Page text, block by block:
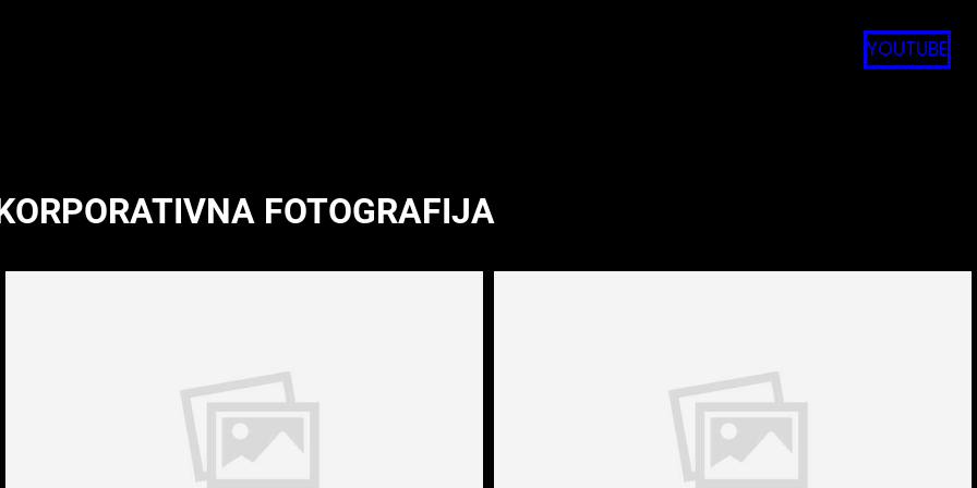
YOUTUBE
FOTOGRAFIJA